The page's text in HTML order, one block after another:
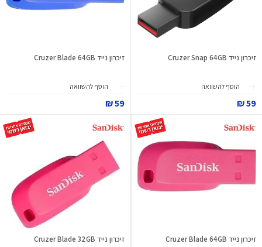
זיכרון נייד Cruzer Snap 64GB
הוסף להשוואה
59 ₪
זיכרון נייד Cruzer Blade 64GB
הוסף להשוואה
59 ₪
זיכרון נייד Cruzer Blade 64GB זיכרון נייד Cruzer Blade 32GB